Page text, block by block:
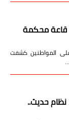
قاعة محكمة
المواطنين كشفت
رابط نتيجة الثانوية العامة 2026 نظام حديث..